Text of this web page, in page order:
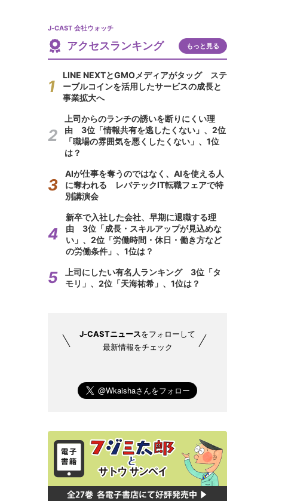
J-CAST 会社ウォッチ
アクセスランキング もっと見る
LINE NEXTとGMOメディアがタッグ ステ
ーブルコインを活用したサービスの成長と
事業拡大へ
上司からのランチの誘いを断りにくい理
由 3位「情報共有を逃したくない」、2位
「職場の雰囲気を悪くしたくない」、1位
は？
AIが仕事を奪うのではなく、AIを使える人
に奪われる レバテックIT転職フェアで特
別講演会
新卒で入社した会社、早期に退職する理
由 3位「成長・スキルアップが見込めな
い」、2位「労働時間・休日・働き方など
の労働条件」、1位は？
上司にしたい有名人ランキング 3位「タ
モリ」、2位「天海祐希」、1位は？
J-CASTニュースをフォローして
最新情報をチェック